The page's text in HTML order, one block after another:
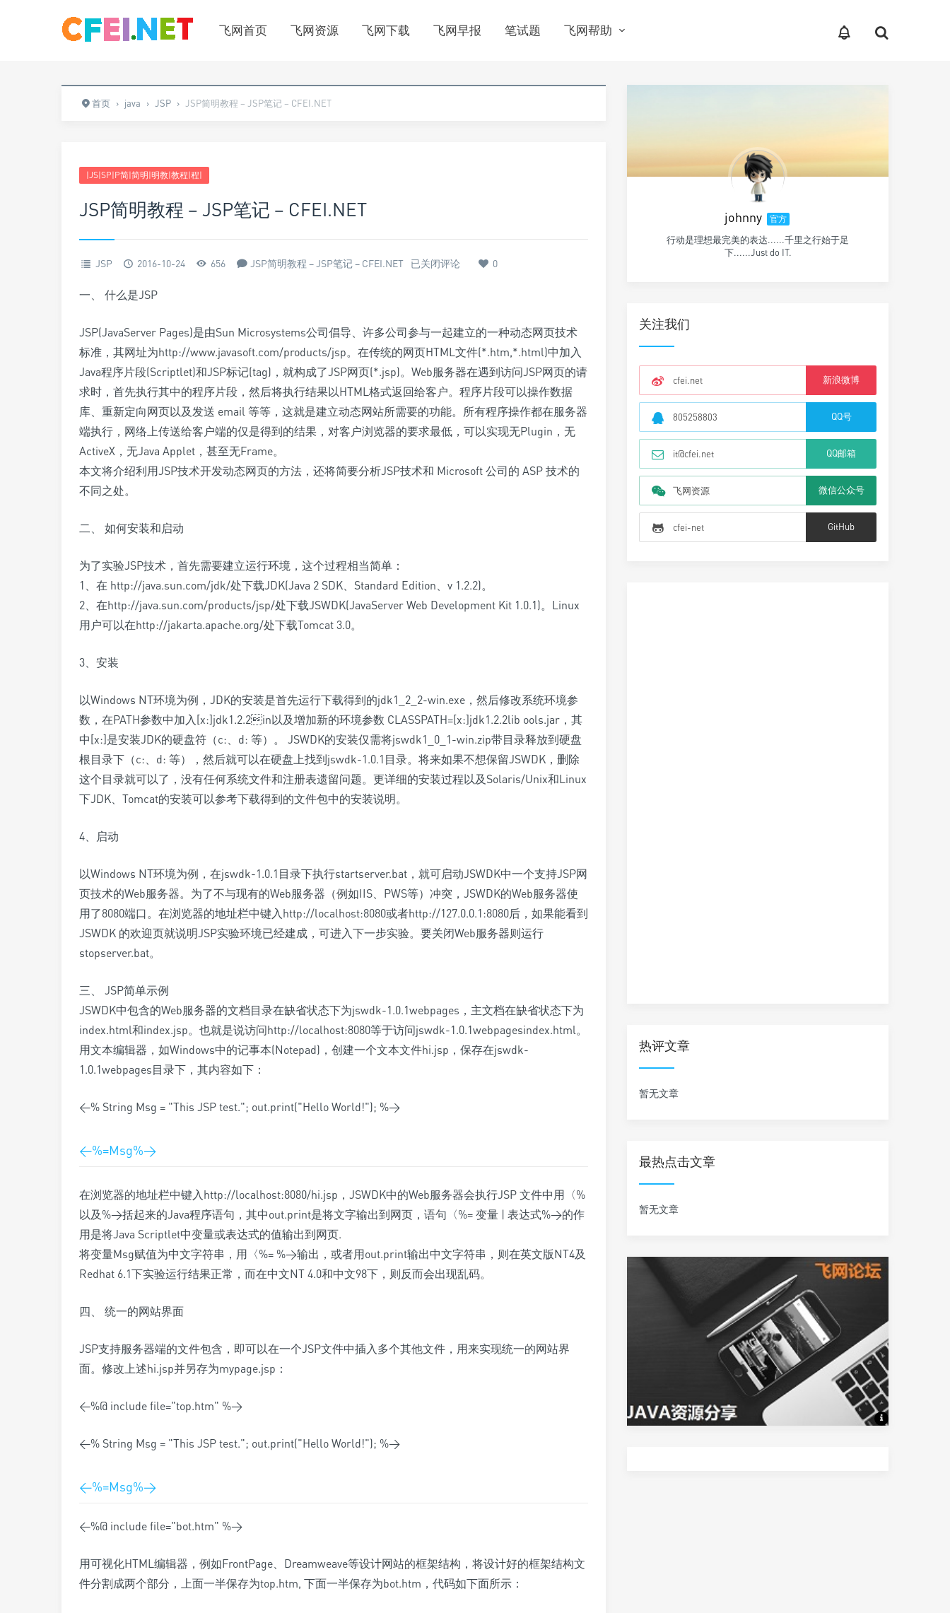
飞网首页 飞网资源 飞网下载 飞网早报 笔试题 飞网帮助
首页 › java › JSP › JSP简明教程 – JSP笔记 – CFEI.NET
|JS|SP|P简|简明|明教|教程|程|
JSP简明教程 – JSP笔记 – CFEI.NET
JSP 2016-10-24 656 JSP简明教程 – JSP笔记 – CFEI.NET 已关闭评论 0
一、 什么是JSP
JSP(JavaServer Pages)是由Sun Microsystems公司倡导、许多公司参与一起建立的一种动态网页技术
标准，其网址为http://www.javasoft.com/products/jsp。在传统的网页HTML文件(*.htm,*.html)中加入
Java程序片段(Scriptlet)和JSP标记(tag)，就构成了JSP网页(*.jsp)。Web服务器在遇到访问JSP网页的请
求时，首先执行其中的程序片段，然后将执行结果以HTML格式返回给客户。程序片段可以操作数据
库、重新定向网页以及发送 email 等等，这就是建立动态网站所需要的功能。所有程序操作都在服务器
端执行，网络上传送给客户端的仅是得到的结果，对客户浏览器的要求最低，可以实现无Plugin，无
ActiveX，无Java Applet，甚至无Frame。
本文将介绍利用JSP技术开发动态网页的方法，还将简要分析JSP技术和 Microsoft 公司的 ASP 技术的
不同之处。
二、 如何安装和启动
为了实验JSP技术，首先需要建立运行环境，这个过程相当简单：
1、在 http://java.sun.com/jdk/处下载JDK(Java 2 SDK、Standard Edition、v 1.2.2)。
2、在http://java.sun.com/products/jsp/处下载JSWDK(JavaServer Web Development Kit 1.0.1)。Linux
用户可以在http://jakarta.apache.org/处下载Tomcat 3.0。
3、安装
以Windows NT环境为例，JDK的安装是首先运行下载得到的jdk1_2_2-win.exe，然后修改系统环境参
数，在PATH参数中加入[x:]jdk1.2.2in以及增加新的环境参数 CLASSPATH=[x:]jdk1.2.2lib ools.jar，其
中[x:]是安装JDK的硬盘符（c:、d: 等）。 JSWDK的安装仅需将jswdk1_0_1-win.zip带目录释放到硬盘
根目录下（c:、d: 等），然后就可以在硬盘上找到jswdk-1.0.1目录。将来如果不想保留JSWDK，删除
这个目录就可以了，没有任何系统文件和注册表遗留问题。更详细的安装过程以及Solaris/Unix和Linux
下JDK、Tomcat的安装可以参考下载得到的文件包中的安装说明。
4、启动
以Windows NT环境为例，在jswdk-1.0.1目录下执行startserver.bat，就可启动JSWDK中一个支持JSP网
页技术的Web服务器。为了不与现有的Web服务器（例如IIS、PWS等）冲突，JSWDK的Web服务器使
用了8080端口。在浏览器的地址栏中键入http://localhost:8080或者http://127.0.0.1:8080后，如果能看到
JSWDK 的欢迎页就说明JSP实验环境已经建成，可进入下一步实验。要关闭Web服务器则运行
stopserver.bat。
三、 JSP简单示例
JSWDK中包含的Web服务器的文档目录在缺省状态下为jswdk-1.0.1webpages，主文档在缺省状态下为
index.html和index.jsp。也就是说访问http://localhost:8080等于访问jswdk-1.0.1webpagesindex.html。
用文本编辑器，如Windows中的记事本(Notepad)，创建一个文本文件hi.jsp，保存在jswdk-
1.0.1webpages目录下，其内容如下：
<% String Msg = "This JSP test."; out.print("Hello World!"); %>
<%=Msg%>
在浏览器的地址栏中键入http://localhost:8080/hi.jsp，JSWDK中的Web服务器会执行JSP 文件中用〈%
以及%>括起来的Java程序语句，其中out.print是将文字输出到网页，语句〈%= 变量 | 表达式%>的作
用是将Java Scriptlet中变量或表达式的值输出到网页.
将变量Msg赋值为中文字符串，用〈%= %>输出，或者用out.print输出中文字符串，则在英文版NT4及
Redhat 6.1下实验运行结果正常，而在中文NT 4.0和中文98下，则反而会出现乱码。
四、 统一的网站界面
JSP支持服务器端的文件包含，即可以在一个JSP文件中插入多个其他文件，用来实现统一的网站界
面。修改上述hi.jsp并另存为mypage.jsp：
<%@ include file="top.htm" %>
<% String Msg = "This JSP test."; out.print("Hello World!"); %>
<%=Msg%>
<%@ include file="bot.htm" %>
用可视化HTML编辑器，例如FrontPage、Dreamweave等设计网站的框架结构，将设计好的框架结构文
件分割成两个部分，上面一半保存为top.htm, 下面一半保存为bot.htm，代码如下面所示：
johnny 官方
行动是理想最完美的表达......千里之行始于足
下......Just do IT.
关注我们
cfei.net 新浪微博
805258803 QQ号
it@cfei.net QQ邮箱
飞网资源 微信公众号
cfei-net GitHub
热评文章
暂无文章
最热点击文章
暂无文章
Java资源分享